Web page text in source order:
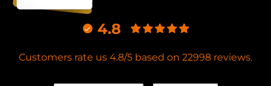
4.8
Customers rate us 4.8/5 based on 22998 reviews.